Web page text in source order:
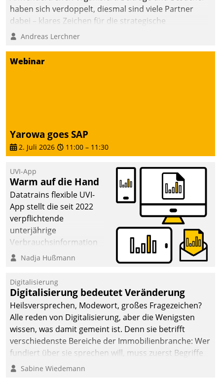
haben sich verdoppelt, diesmal sind viele Partner
dabei – klares Zeichen für die strategische
Fokussierung auf den Kunden.
Andreas Lerchner
Webinar
Yarowa goes SAP
2. Juli 2026 11:00 – 11:30
UVI-App
Warm auf die Hand
Datatrains flexible UVI-
App stellt die seit 2022
verpflichtende
unterjährige
Verbrauchsinformation
schnell, zuverlässig und
Die monatlichen
Mitteilungen zum
Heizungs- und
Wasserverbrauch gehen
automatisiert, vollständig
und auf Wunsch über
mehrere zuvor
Kommunikationswege bei
Nadja Hußmann
Digitalisierung
Digitalisierung bedeutet Veränderung
Heilsversprechen, Modewort, großes Fragezeichen?
Alle reden von Digitalisierung, aber die Wenigsten
wissen, was damit gemeint ist. Denn sie betrifft
verschiedenste Bereiche der Immobilienbranche: Wer
fundiert über sie sprechen will, muss zuerst Begriffe
klären. Ein Aspekt ist die betriebliche Optimierung:
Sabine Wiedemann